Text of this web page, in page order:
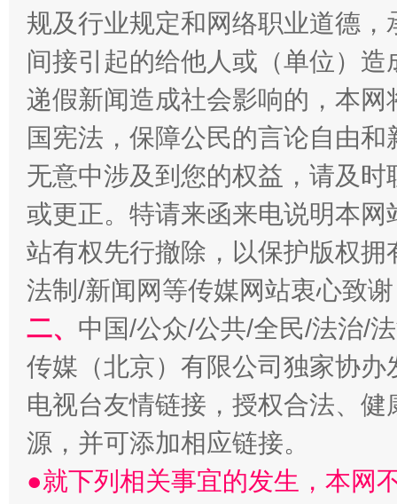
“刷贴”乱象丛生
生
揭批美国五大"原罪"
规及行业规定和网络职业道德
间接引起的给他人或（单位）
递假新闻造成社会影响的，本
国宪法，保障公民的言论自由
无意中涉及到您的权益，请及
或更正。特请来函来电说明本
站有权先行撤除，以保护版权
法制/新闻网等传媒网站衷心致
二、 中国/公众/公共/全民/法治/
传媒（北京）有限公司独家协
电视台友情链接，授权合法、
源，并可添加相应链接。
●就下列相关事宜的发生，本网